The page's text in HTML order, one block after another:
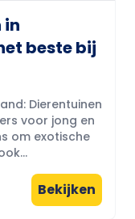
in
beste bij
Dierentuinen
voor jong en
om exotische
Bekijken